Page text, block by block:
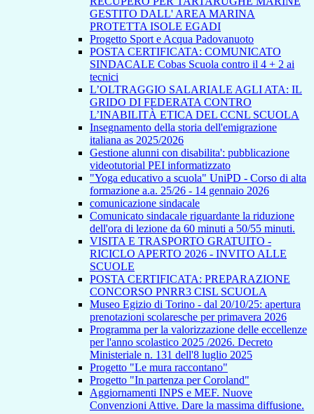
GESTITO DALL' AREA MARINA
PROTETTA ISOLE EGADI
Progetto Sport e Acqua Padovanuoto
POSTA CERTIFICATA: COMUNICATO
SINDACALE Cobas Scuola contro il 4 + 2 ai
tecnici
L’OLTRAGGIO SALARIALE AGLI ATA: IL
GRIDO DI FEDERATA CONTRO
L’INABILITÀ ETICA DEL CCNL SCUOLA
Insegnamento della storia dell'emigrazione
italiana as 2025/2026
Gestione alunni con disabilita': pubblicazione
videotutorial PEI informatizzato
"Yoga educativo a scuola" UniPD - Corso di alta
formazione a.a. 25/26 - 14 gennaio 2026
comunicazione sindacale
Comunicato sindacale riguardante la riduzione
dell'ora di lezione da 60 minuti a 50/55 minuti.
VISITA E TRASPORTO GRATUITO -
RICICLO APERTO 2026 - INVITO ALLE
SCUOLE
POSTA CERTIFICATA: PREPARAZIONE
CONCORSO PNRR3 CISL SCUOLA
Museo Egizio di Torino - dal 20/10/25: apertura
prenotazioni scolaresche per primavera 2026
Programma per la valorizzazione delle eccellenze
per l'anno scolastico 2025 /2026. Decreto
Ministeriale n. 131 dell'8 luglio 2025
Progetto "Le mura raccontano"
Progetto "In partenza per Coroland"
Aggiornamenti INPS e MEF. Nuove
Convenzioni Attive. Dare la massima diffusione.